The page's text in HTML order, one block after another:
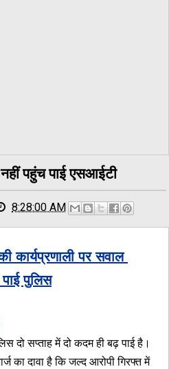
पहुंच पाई एसआईटी
8:28:00 AM
कार्यप्रणाली पर सवाल
पुलिस
दो सप्ताह में दो कदम ही बढ़ पाई है।
का दावा है कि जल्द आरोपी गिरफ्त में